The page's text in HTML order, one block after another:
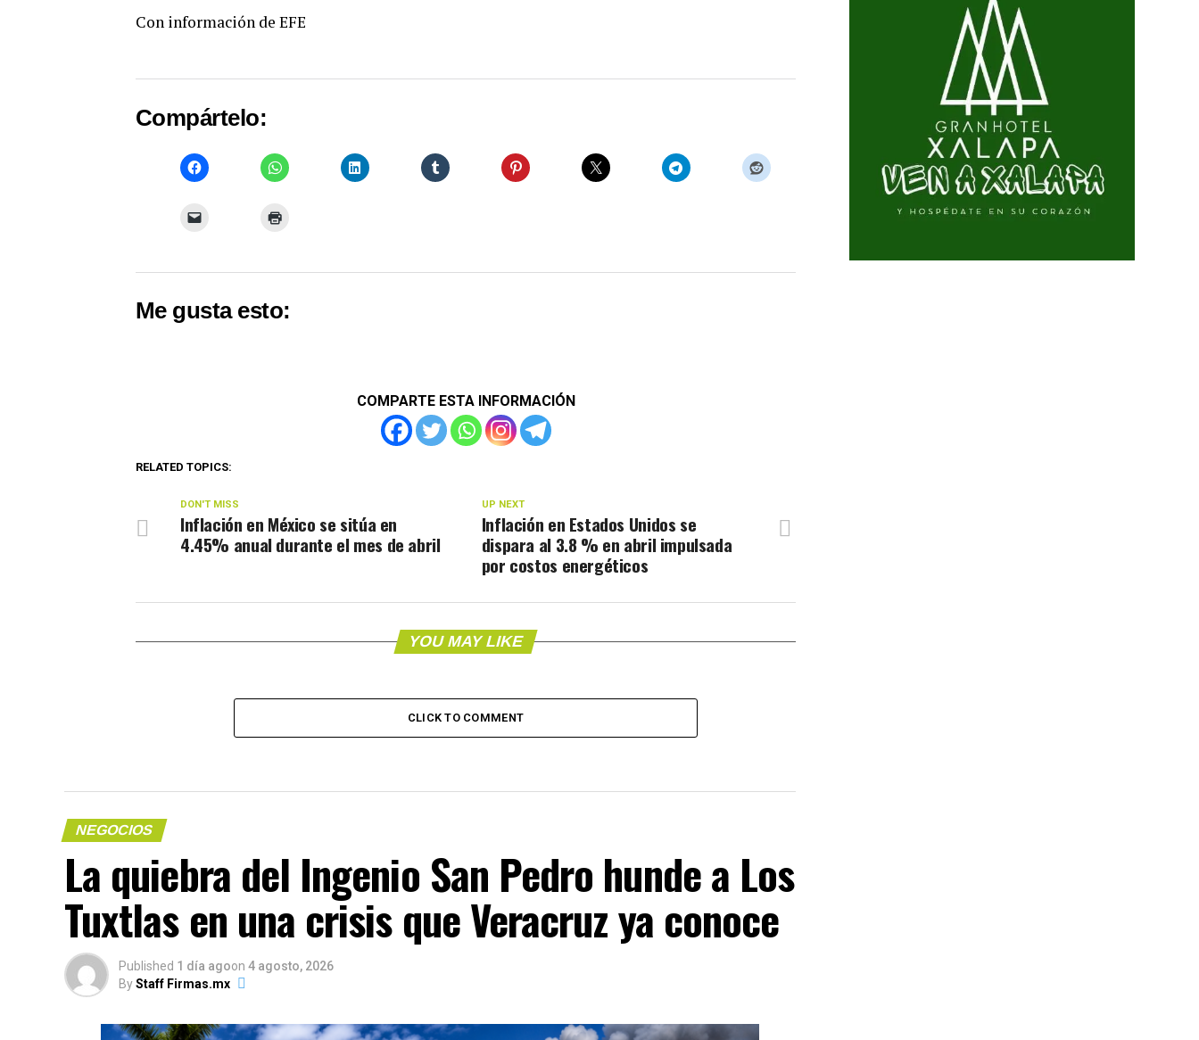
Con información de EFE
Compártelo:
Me gusta esto:
COMPARTE ESTA INFORMACIÓN
RELATED TOPICS:
UP NEXT
Inflación en Estados Unidos se
dispara al 3.8 % en abril impulsada
por costos energéticos
DON'T MISS
Inflación en México se sitúa en
4.45% anual durante el mes de abril
YOU MAY LIKE
CLICK TO COMMENT
NEGOCIOS
La quiebra del Ingenio San Pedro hunde a Los
Tuxtlas en una crisis que Veracruz ya conoce
Published 1 día agoon 4 agosto, 2026
ByStaff Firmas.mx